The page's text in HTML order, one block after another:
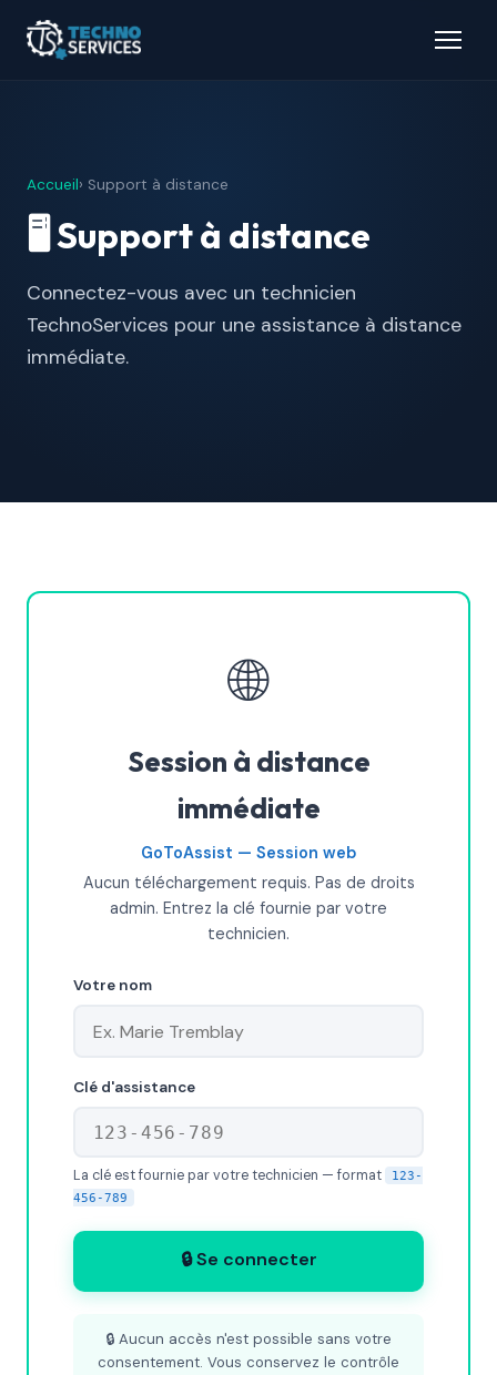
Accueil› Support à distance
🖥️ Support à distance
Connectez-vous avec un technicien
TechnoServices pour une assistance à distance
immédiate.
🌐
Session à distance
immédiate
GoToAssist — Session web
Aucun téléchargement requis. Pas de droits
admin. Entrez la clé fournie par votre
technicien.
Votre nom
Clé d'assistance
La clé est fournie par votre technicien — format
123-
456-789
🔒 Se connecter
🔒 Aucun accès n'est possible sans votre
consentement. Vous conservez le contrôle